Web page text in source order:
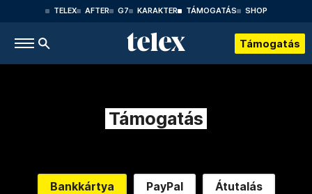
TELEX AFTER G7 KARAKTER TÁMOGATÁS SHOP
Támogatás
Támogatás
Bankkártya PayPal Átutalás